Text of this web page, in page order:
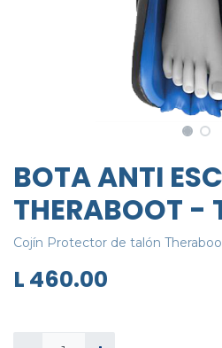
BOTA ANTI
THERABOOT
Cojín Protector de talón
L 460.00